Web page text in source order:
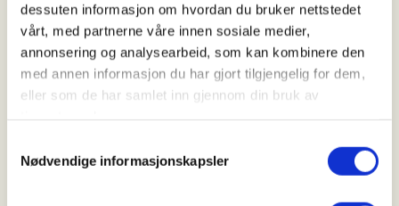
dessuten informasjon om hvordan du bruker nettstedet
vårt, med partnerne våre innen sosiale medier,
annonsering og analysearbeid, som kan kombinere den
med annen informasjon du har gjort tilgjengelig for dem,
eller som de har samlet inn gjennom din bruk av
Nødvendige informasjonskapsler
Jan Markerud
90+07+67+19
jamarker@online.no
renseanlegget på Bekkelaget. Mange har bodd her i
generasjoner, men nye har også kommet og blitt
værende i de velholdte og ærverdige boligene.